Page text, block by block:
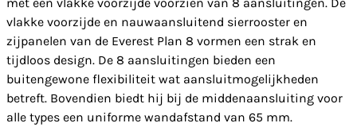
vlakke voorzijde en nauwaansluitend sierrooster en
zijpanelen van de Everest Plan 8 vormen een strak en
tijdloos design. De 8 aansluitingen bieden een
buitengewone flexibiliteit wat aansluitmogelijkheden
betreft. Bovendien biedt hij bij de middenaansluiting voor
alle types een uniforme wandafstand van 65 mm.